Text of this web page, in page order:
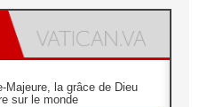
Majeure, la grâce de Dieu
sur le monde